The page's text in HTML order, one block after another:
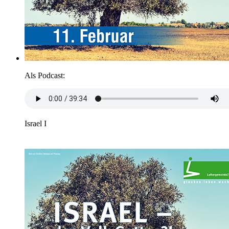
Als Podcast:
Israel I